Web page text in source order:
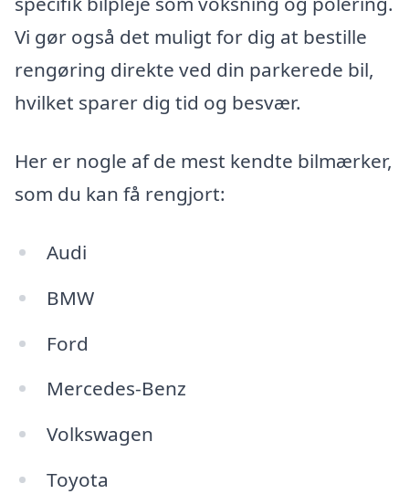
Vi gør også det muligt for dig at bestille
rengøring direkte ved din parkerede bil,
hvilket sparer dig tid og besvær.
Her er nogle af de mest kendte bilmærker,
som du kan få rengjort:
Audi
BMW
Ford
Mercedes-Benz
Volkswagen
Toyota